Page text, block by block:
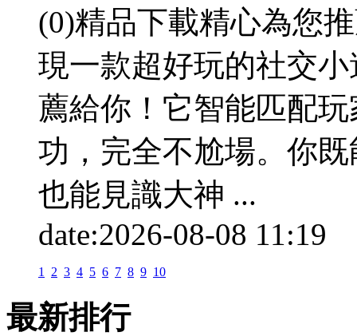
(0)精品下載精心為您
現一款超好玩的社交
薦給你！它智能匹配
功，完全不尬場。你
也能見識大神 ...
date:2026-08-08 11:19
1 2 3 4 5 6 7 8 9 10
最新排行